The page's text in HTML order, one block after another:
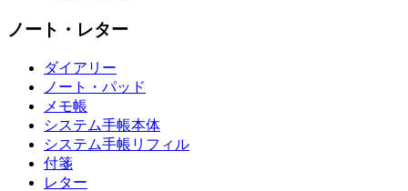
ノート・レター
ダイアリー
ノート・パッド
メモ帳
システム手帳本体
システム手帳リフィル
付箋
レター